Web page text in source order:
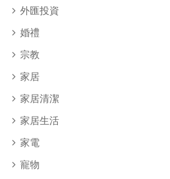
外匯投資
婚禮
宗教
家居
家居清潔
家居生活
家電
寵物